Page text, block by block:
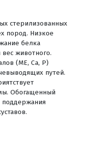
стерилизованных
пород. Низкое
белка
животного.
(МЕ, Са, Р)
путей.
Обогащенный